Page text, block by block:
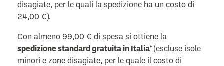
disagiate, per le quali la spedizione ha un costo di
24,00 €).
Con almeno 99,00 € di spesa si ottiene la
spedizione standard gratuita in Italia* (escluse isole
minori e zone disagiate, per le quale il costo di